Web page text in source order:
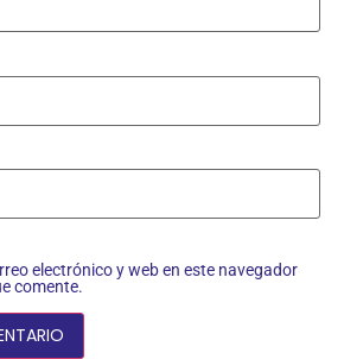
electrónico y web en este navegador
comente.